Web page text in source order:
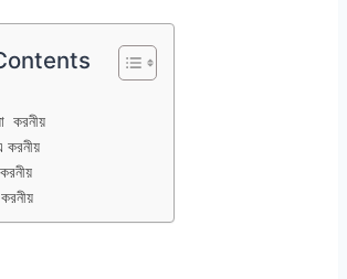
করনীয়
করনীয়